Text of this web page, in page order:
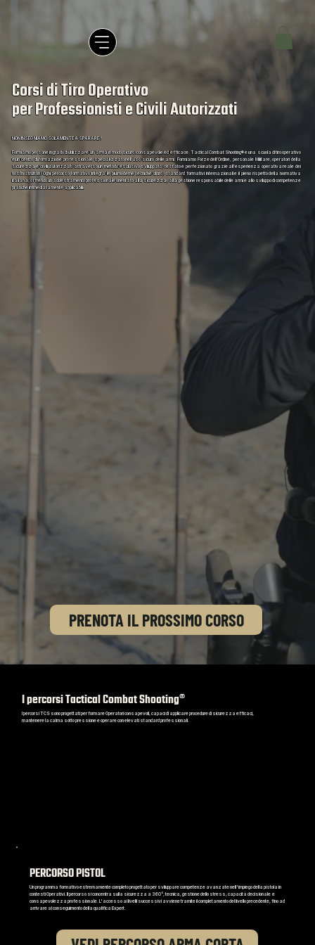
Corsi di Tiro Operativo
per Professionisti e Civili Autorizzati
NON INSEGNIAMO SOLAMENTE A SPARARE !
Formiamo persone in grado di utilizzare un’arma in modo sicuro, consapevole ed efficace. Tactical Combat Shooting® è una scuola di tiro operativo
e un centro di formazione professionale specializzato nell’uso sicuro delle armi. Formiamo Forze dell’Ordine, personale Militare, operatori della
sicurezza e civili autorizzati attraverso un metodo esclusivo sviluppato, testato e perfezionato grazie all’esperienza operativa reale dei
nostri istruttori. Ogni percorso formativo integra le più moderne tecniche di tiro, standard formativi internazionali e il pieno rispetto della normativa
italiana, offrendo un addestramento professionale orientato alla sicurezza, alla gestione responsabile delle armi e allo sviluppo di competenze
pratiche immediatamente applicabili.
PRENOTA IL PROSSIMO CORSO
I percorsi Tactical Combat Shooting®
I percorsi TCS sono progettati per formare Operatori consapevoli, capaci di applicare procedure di sicurezza efficaci,
mantenere la calma sotto pressione e operare con elevati standard professionali.
PERCORSO PISTOL
Un programma formativo estremamente completo progettato per sviluppare competenze avanzate nell'impiego della pistola in
contesti Operativi. Il percorso si concentra sulla sicurezza a 360°, tecnica, gestione dello stress, capacità decisionale e
consapevolezza professionale. L'accesso ai livelli successivi avviene tramite il completamento del livello precedente, fino ad
arrivare al conseguimento della qualifica Expert.